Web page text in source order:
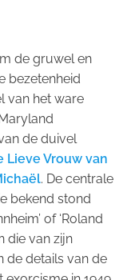
de gruwel en
bezetenheid
van het ware
de duivel
Lieve Vrouw van
. De centrale
bekend stond
of ‘Roland
die van zijn
de details van de